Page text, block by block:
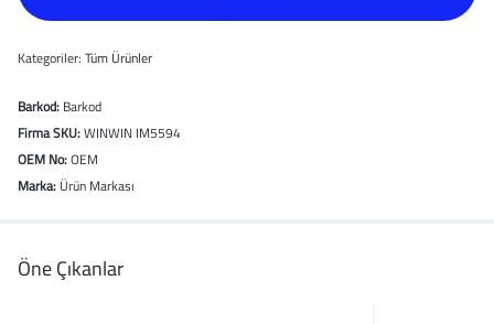
Kategoriler: Tüm Ürünler
Barkod: Barkod
Firma SKU:WINWIN IM5594
OEM No:OEM
Marka: Ürün Markası
Öne Çıkanlar